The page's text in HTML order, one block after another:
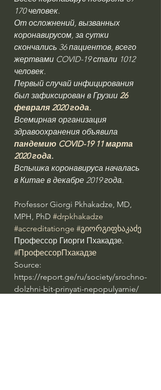
170 человек.
От осложнений, вызванных
коронавирусом, за сутки
скончались 36 пациентов, всего
жертвами COVID-19 стали 1012
человек.
Первый случай инфицирования
был зафиксирован в Грузии 26
февраля 2020 года.
Всемирная организация
здравоохранения объявила
пандемию COVID-19 11 марта
2020 года.
Вспышка коронавируса началась
в Китае в декабре 2019 года.
Professor Giorgi Pkhakadze, MD,
MPH, PhD #drpkhakadze
#accreditationge #გიორგიფხაკაძე
Профессор Гиорги Пхакадзе.
#ПрофессорПхакадзе
Source:
https://report.ge/ru/society/srochno-
dolzhni-bit-prinyati-nepopulyarnie/